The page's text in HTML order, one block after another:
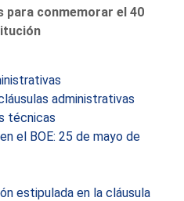
para conmemorar el 40
administrativas
técnicas
el BOE: 25 de mayo de
estipulada en la cláusula